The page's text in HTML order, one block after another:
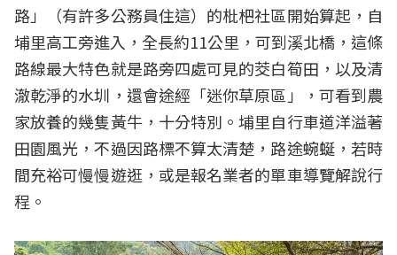
路」（有許多公務員住這）的枇杷社區開始算起，自
埔里高工旁進入，全長約11公里，可到溪北橋，這條
路線最大特色就是路旁四處可見的茭白筍田，以及清
澈乾淨的水圳，還會途經「迷你草原區」，可看到農
家放養的幾隻黃牛，十分特別。埔里自行車道洋溢著
田園風光，不過因路標不算太清楚，路途蜿蜒，若時
間充裕可慢慢遊逛，或是報名業者的單車導覽解說行
程。